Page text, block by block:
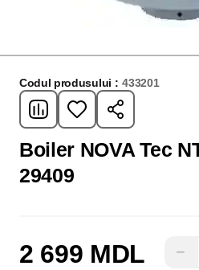
Codul produsului : 433201
Boiler NOVA Tec
29409
2 699 MDL −